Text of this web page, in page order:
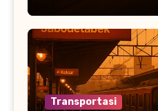
Transportasi